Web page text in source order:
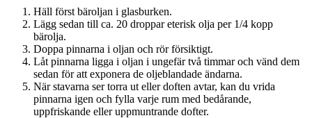
Häll först bäroljan i glasburken.
Lägg sedan till ca. 20 droppar eterisk olja per 1/4 kopp
bärolja.
Doppa pinnarna i oljan och rör försiktigt.
Låt pinnarna ligga i oljan i ungefär två timmar och vänd dem
sedan för att exponera de oljeblandade ändarna.
När stavarna ser torra ut eller doften avtar, kan du vrida
pinnarna igen och fylla varje rum med bedårande,
uppfriskande eller uppmuntrande dofter.